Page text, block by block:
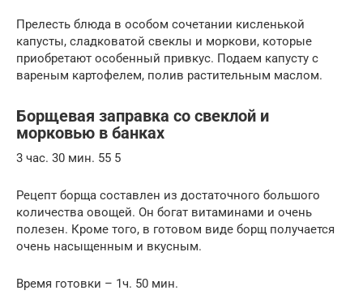
Прелесть блюда в особом сочетании кисленькой
капусты, сладковатой свеклы и моркови, которые
приобретают особенный привкус. Подаем капусту с
вареным картофелем, полив растительным маслом.
Борщевая заправка со свеклой и
морковью в банках
3 час. 30 мин. 55 5
Рецепт борща составлен из достаточного большого
количества овощей. Он богат витаминами и очень
полезен. Кроме того, в готовом виде борщ получается
очень насыщенным и вкусным.
Время готовки – 1ч. 50 мин.